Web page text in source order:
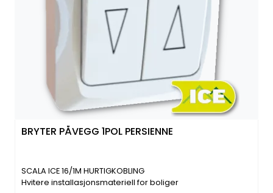
BRYTER PÅVEGG 1POL PERSIENNE
SCALA ICE 16/1M HURTIGKOBLING
Hvitere installasjonsmateriell for boliger